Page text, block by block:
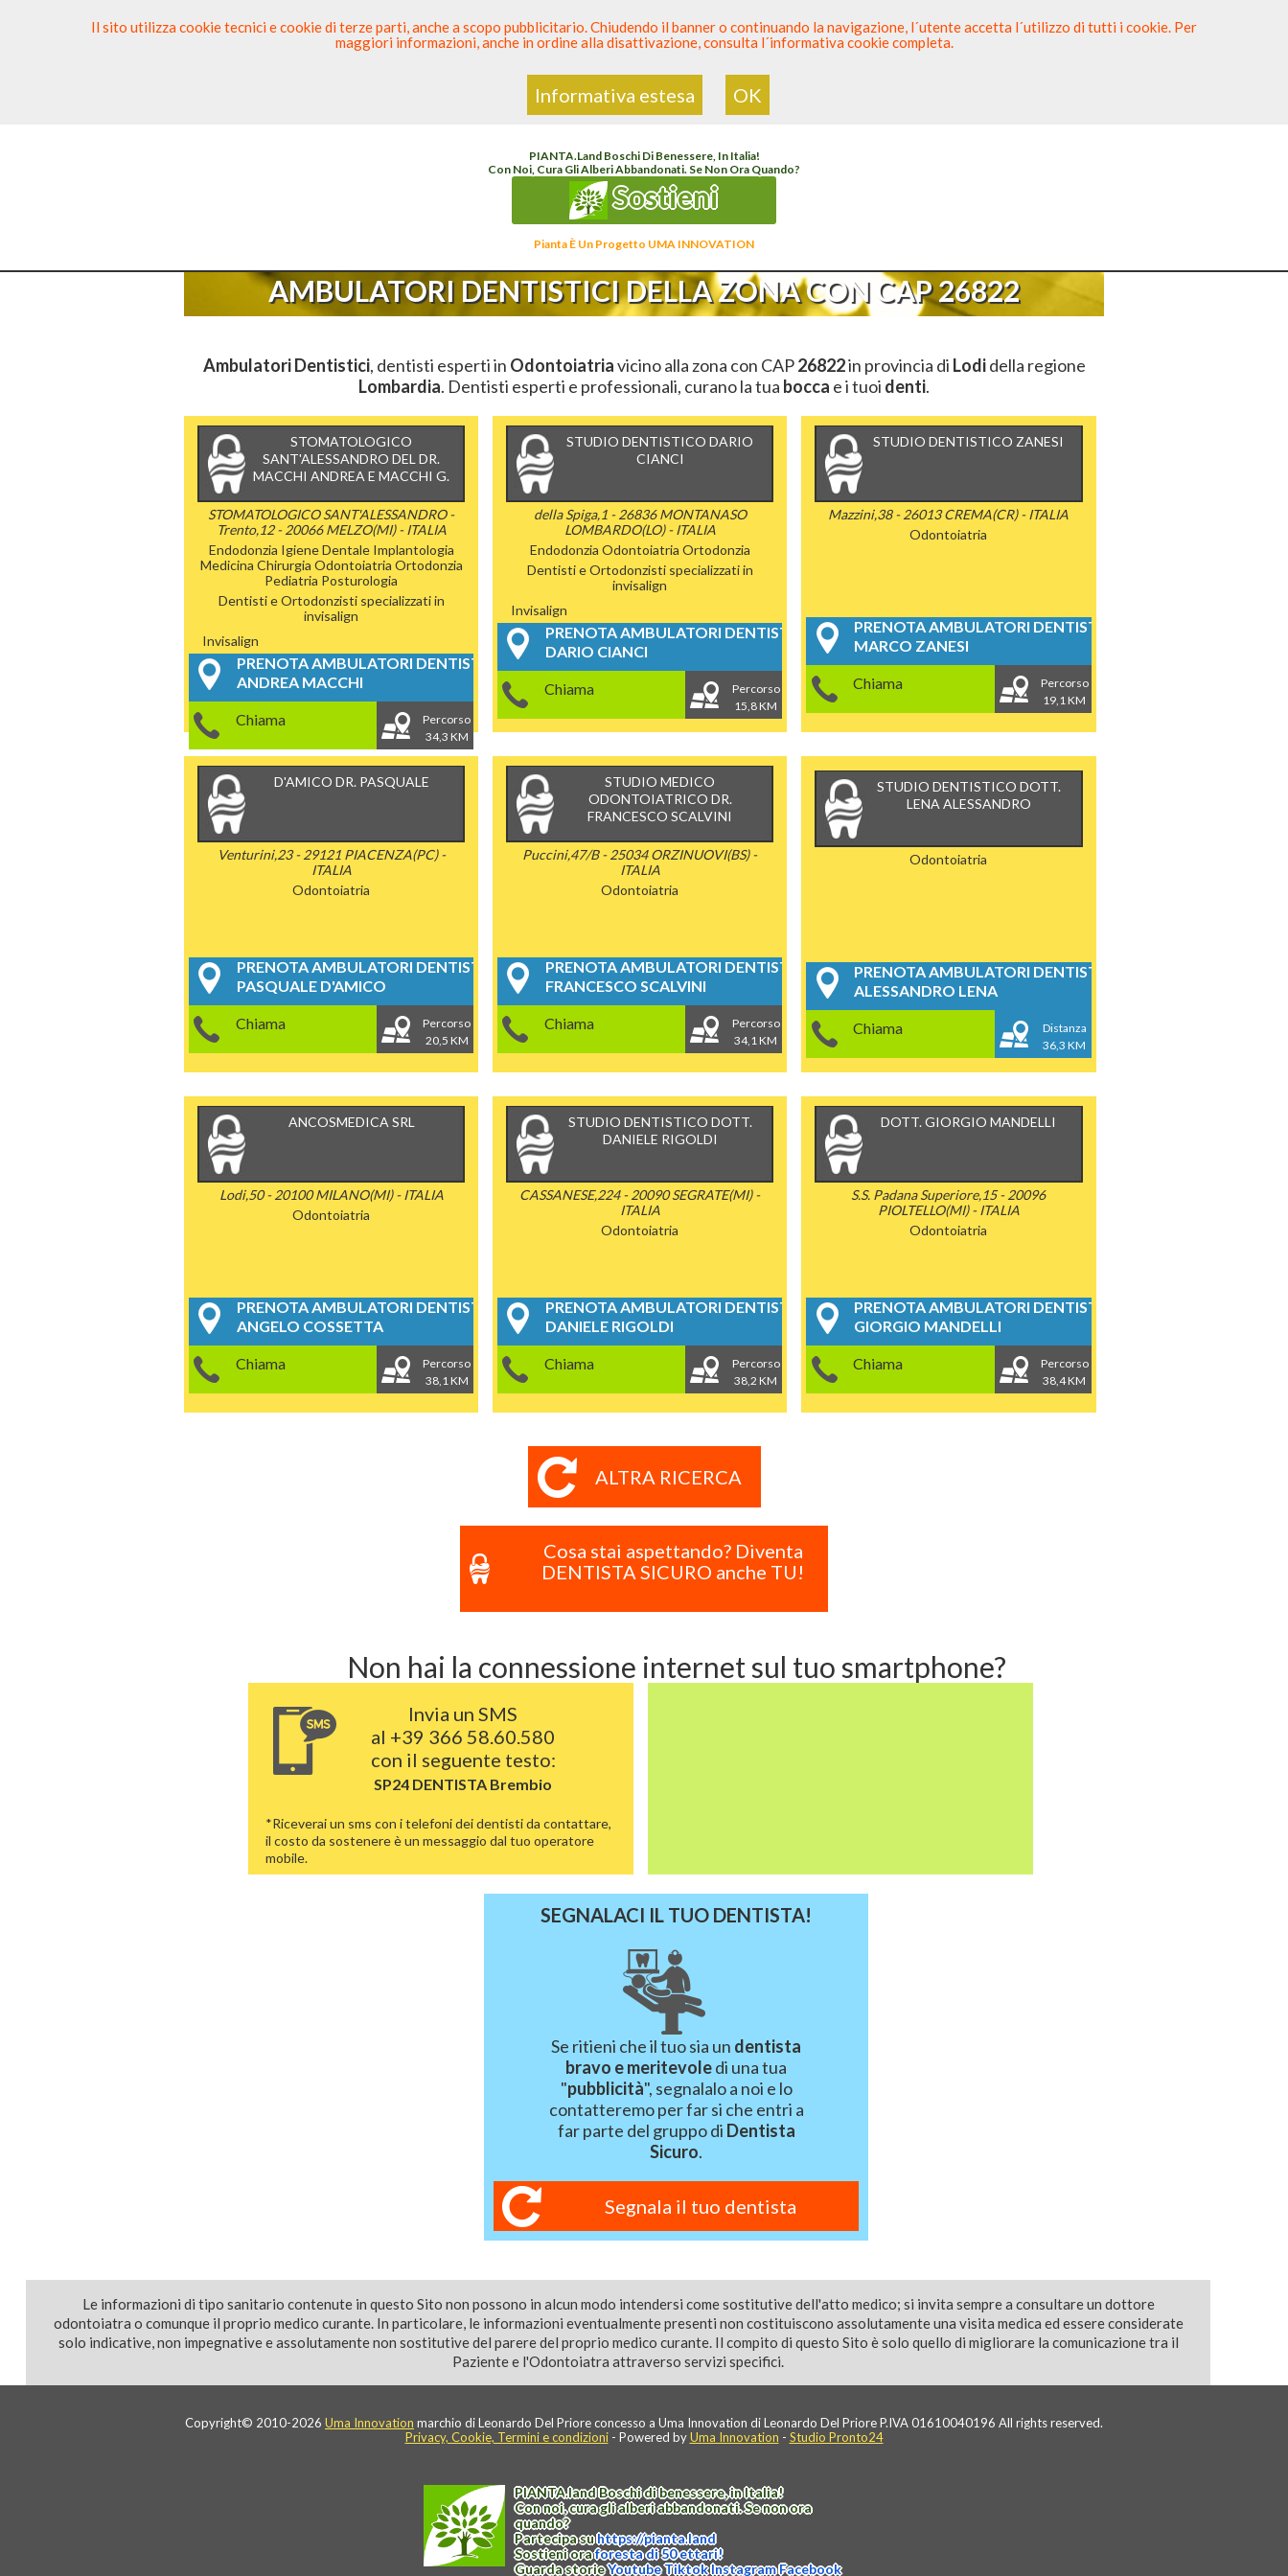
Elenco Dentista Sicuro>Odontoiatria>Ambulatori Dentistici>Lombardia
PIANTA.LandBoschi Di Benessere, In Italia!
Con Noi, Cura Gli Alberi Abbandonati. Se Non Ora Quando?
Sostieni
Pianta È Un Progetto UMA INNOVATION
AMBULATORI DENTISTICI DELLA ZONA CON CAP 26822
Ambulatori Dentistici, dentisti esperti in Odontoiatriavicino alla zona con CAP26822in provincia di Lodidella regione
Lombardia. Dentisti esperti e professionali, curano la tua bocca e i tuoi denti.
STOMATOLOGICO
SANT'ALESSANDRO DEL DR.
MACCHI ANDREA E MACCHI G.
STOMATOLOGICO SANT'ALESSANDRO -
Trento,12 - 20066 MELZO(MI) - ITALIA
Endodonzia Igiene Dentale Implantologia
Medicina Chirurgia Odontoiatria Ortodonzia
Pediatria Posturologia
Dentisti e Ortodonzisti specializzati in
invisalign
Invisalign
PRENOTA AMBULATORI DENTISTICI
ANDREA MACCHI
Chiama
Percorso
34,3 KM
STUDIO DENTISTICO DARIO
CIANCI
della Spiga,1 - 26836 MONTANASO
LOMBARDO(LO) - ITALIA
Endodonzia Odontoiatria Ortodonzia
Dentisti e Ortodonzisti specializzati in
invisalign
Invisalign
PRENOTA AMBULATORI DENTISTICI
DARIO CIANCI
Chiama
Percorso
15,8 KM
STUDIO DENTISTICO ZANESI
Mazzini,38 - 26013 CREMA(CR) - ITALIA
Odontoiatria
PRENOTA AMBULATORI DENTISTICI
MARCO ZANESI
Chiama
Percorso
19,1 KM
D'AMICO DR. PASQUALE
Venturini,23 - 29121 PIACENZA(PC) -
ITALIA
Odontoiatria
PRENOTA AMBULATORI DENTISTICI
PASQUALE D'AMICO
Chiama
Percorso
20,5 KM
STUDIO MEDICO
ODONTOIATRICO DR.
FRANCESCO SCALVINI
Puccini,47/B - 25034 ORZINUOVI(BS) -
ITALIA
Odontoiatria
PRENOTA AMBULATORI DENTISTICI
FRANCESCO SCALVINI
Chiama
Percorso
34,1 KM
STUDIO DENTISTICO DOTT.
LENA ALESSANDRO
Odontoiatria
PRENOTA AMBULATORI DENTISTICI
ALESSANDRO LENA
Chiama
Distanza
36,3 KM
ANCOSMEDICA SRL
Lodi,50 - 20100 MILANO(MI) - ITALIA
Odontoiatria
PRENOTA AMBULATORI DENTISTICI
ANGELO COSSETTA
Chiama
Percorso
38,1 KM
STUDIO DENTISTICO DOTT.
DANIELE RIGOLDI
CASSANESE,224 - 20090 SEGRATE(MI) -
ITALIA
Odontoiatria
PRENOTA AMBULATORI DENTISTICI
DANIELE RIGOLDI
Chiama
Percorso
38,2 KM
DOTT. GIORGIO MANDELLI
S.S. Padana Superiore,15 - 20096
PIOLTELLO(MI) - ITALIA
Odontoiatria
PRENOTA AMBULATORI DENTISTICI
GIORGIO MANDELLI
Chiama
Percorso
38,4 KM
ALTRA RICERCA
Cosa stai aspettando? Diventa
DENTISTA SICURO anche TU!
Non hai la connessione internet sul tuo smartphone?
Invia un SMS
al +39 366 58.60.580
con il seguente testo:
SP24 DENTISTA Brembio
*Riceverai un sms con i telefoni dei dentisti da contattare,
il costo da sostenere è un messaggio dal tuo operatore
mobile.
SEGNALACI IL TUO DENTISTA!
Se ritieni che il tuo sia un dentista
bravo e meritevoledi una tua
"pubblicità", segnalalo a noi e lo
contatteremo per far si che entri a
far parte del gruppo di Dentista
Sicuro.
Segnala il tuo dentista
Le informazioni di tipo sanitario contenute in questo Sito non possono in alcun modo intendersi come sostitutive dell'atto medico; si invita sempre a consultare un dottore
odontoiatra o comunque il proprio medico curante. In particolare, le informazioni eventualmente presenti non costituiscono assolutamente una visita medica ed essere considerate
solo indicative, non impegnative e assolutamente non sostitutive del parere del proprio medico curante. Il compito di questo Sito è solo quello di migliorare la comunicazione tra il
Paziente e l'Odontoiatra attraverso servizi specifici.
Copyright© 2010-2026 Uma Innovation marchio di Leonardo Del Priore concesso a Uma Innovation di Leonardo Del Priore P.IVA 01610040196 All rights reserved.
Privacy, Cookie, Termini e condizioni- Powered byUma Innovation - Studio Pronto24
PIANTA.landBoschi di benessere, in Italia!
Con noi, cura gli alberi abbandonati. Se non ora
quando?
Partecipa suhttps://pianta.land
Sostieni oraforesta di 50 ettari!
Guarda storieYoutubeTiktokInstagramFacebook
Il sito utilizza cookie tecnici e cookie di terze parti, anche a scopo pubblicitario. Chiudendo il banner o continuando la navigazione, l´utente accetta l´utilizzo di tutti i cookie. Per
maggiori informazioni, anche in ordine alla disattivazione, consulta l´informativa cookie completa.
Informativa estesa OK